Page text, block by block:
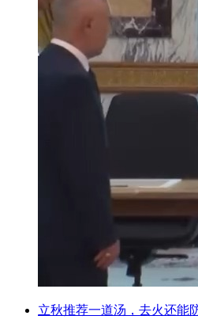
立秋推荐一道汤，去火还能